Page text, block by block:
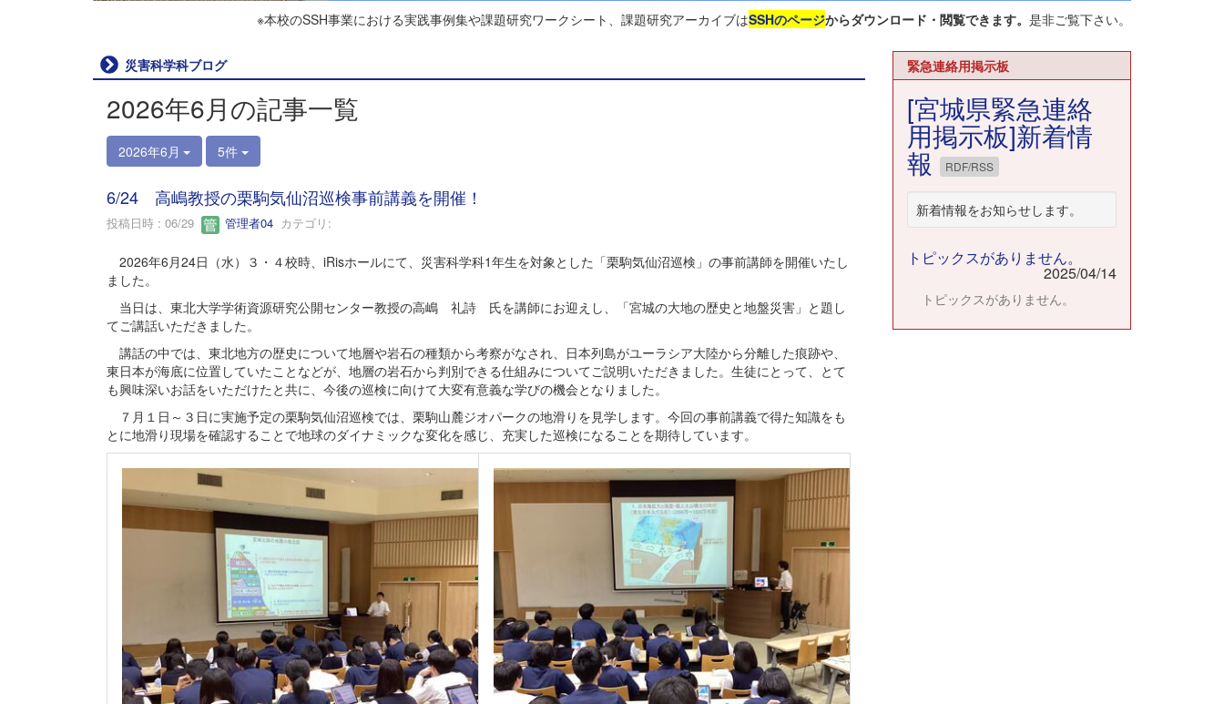
※本校のSSH事業における実践事例集や課題研究ワークシート、課題研究アーカイブはSSHのページからダウンロード・閲覧できます。 是非ご覧下さい。
災害科学科ブログ
2026年6月の記事一覧
2026年6月 5件
6/24 高嶋教授の栗駒気仙沼巡検事前講義を開催！
投稿日時 : 06/29 管理者04 カテゴリ:
2026年6月24日（水）３・４校時、iRisホールにて、災害科学科1年生を対象とした「栗駒気仙沼巡検」の事前講師を開催いたし
ました。
当日は、東北大学学術資源研究公開センター教授の高嶋 礼詩 氏を講師にお迎えし、「宮城の大地の歴史と地盤災害」と題し
てご講話いただきました。
講話の中では、東北地方の歴史について地層や岩石の種類から考察がなされ、日本列島がユーラシア大陸から分離した痕跡や、
東日本が海底に位置していたことなどが、地層の岩石から判別できる仕組みについてご説明いただきました。生徒にとって、とて
も興味深いお話をいただけたと共に、今後の巡検に向けて大変有意義な学びの機会となりました。
７月１日～３日に実施予定の栗駒気仙沼巡検では、栗駒山麓ジオパークの地滑りを見学します。今回の事前講義で得た知識をも
とに地滑り現場を確認することで地球のダイナミックな変化を感じ、充実した巡検になることを期待しています。
緊急連絡用掲示板
[宮城県緊急連絡
用掲示板]新着情
報 RDF/RSS
新着情報をお知らせします。
トピックスがありません。
2025/04/14
トピックスがありません。